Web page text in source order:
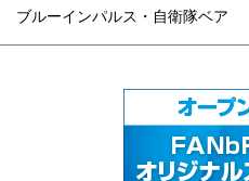
ブルーインパルス・自衛隊ベア